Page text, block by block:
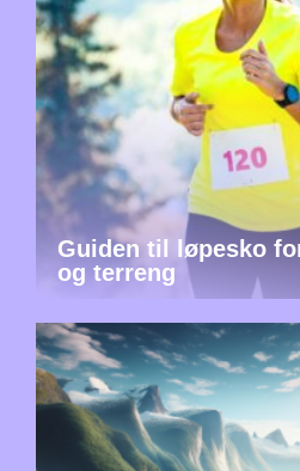
Guiden til løpesko
og terreng